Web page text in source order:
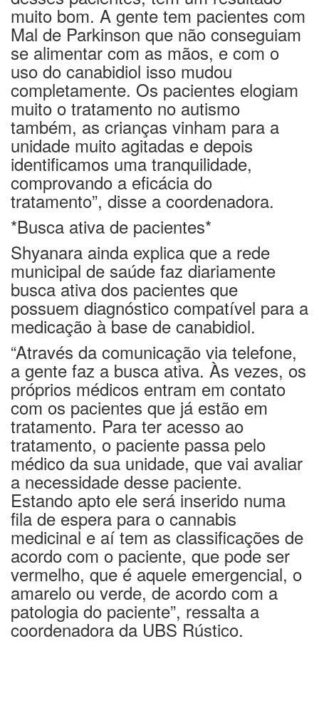
muito bom. A gente tem pacientes com
Mal de Parkinson que não conseguiam
se alimentar com as mãos, e com o
uso do canabidiol isso mudou
completamente. Os pacientes elogiam
muito o tratamento no autismo
também, as crianças vinham para a
unidade muito agitadas e depois
identificamos uma tranquilidade,
comprovando a eficácia do
tratamento”, disse a coordenadora.
*Busca ativa de pacientes*
Shyanara ainda explica que a rede
municipal de saúde faz diariamente
busca ativa dos pacientes que
possuem diagnóstico compatível para a
medicação à base de canabidiol.
“Através da comunicação via telefone,
a gente faz a busca ativa. Às vezes, os
próprios médicos entram em contato
com os pacientes que já estão em
tratamento. Para ter acesso ao
tratamento, o paciente passa pelo
médico da sua unidade, que vai avaliar
a necessidade desse paciente.
Estando apto ele será inserido numa
fila de espera para o cannabis
medicinal e aí tem as classificações de
acordo com o paciente, que pode ser
vermelho, que é aquele emergencial, o
amarelo ou verde, de acordo com a
patologia do paciente”, ressalta a
coordenadora da UBS Rústico.